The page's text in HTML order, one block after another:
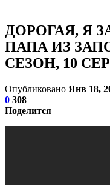
ДОРОГАЯ, Я
ПАПА ИЗ
СЕЗОН, 10
Опубликовано Янв 18,
0 308
Поделится